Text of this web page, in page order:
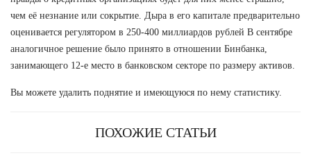
чем её незнание или сокрытие. Дыра в его капитале предварительно
оценивается регулятором в 250-400 миллиардов рублей В сентябре
аналогичное решение было принято в отношении Бинбанка,
занимающего 12-е место в банковском секторе по размеру активов.
Вы можете удалить поднятие и имеющуюся по нему статистику.
ПОХОЖИЕ СТАТЬИ